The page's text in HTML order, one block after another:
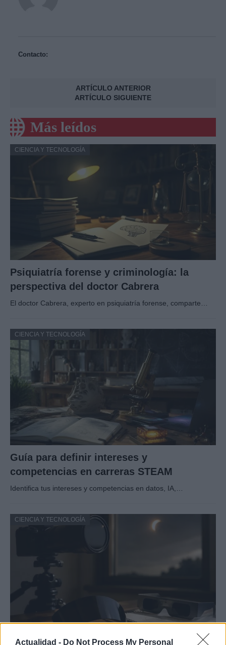
Actualidad - Do Not Process My Personal
Contacto:
ARTÍCULO ANTERIOR
ARTÍCULO SIGUIENTE
Más leídos
CIENCIA Y TECNOLOGÍA
Psiquiatría forense y criminología: la
perspectiva del doctor Cabrera
El doctor Cabrera, experto en psiquiatría forense, comparte…
CIENCIA Y TECNOLOGÍA
Guía para definir intereses y
competencias en carreras STEAM
Identifica tus intereses y competencias en datos, IA,…
CIENCIA Y TECNOLOGÍA
Protocolos de seguridad ocular y